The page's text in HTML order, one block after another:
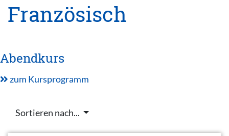
Französisch
Abendkurs
zum Kursprogramm
Sortieren nach...